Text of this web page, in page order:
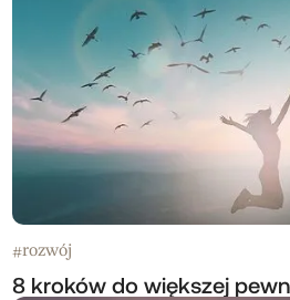
#rozwój
8 kroków do większej